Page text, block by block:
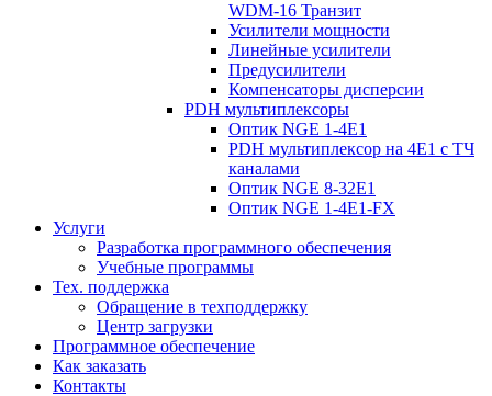
WDM-16 Транзит
Усилители мощности
Линейные усилители
Предусилители
Компенсаторы дисперсии
PDH мультиплексоры
Оптик NGE 1-4E1
PDH мультиплексор на 4Е1 с ТЧ
каналами
Оптик NGE 8-32E1
Оптик NGE 1-4E1-FX
Услуги
Разработка программного обеспечения
Учебные программы
Тех. поддержка
Обращение в техподдержку
Центр загрузки
Программное обеспечение
Как заказать
Контакты